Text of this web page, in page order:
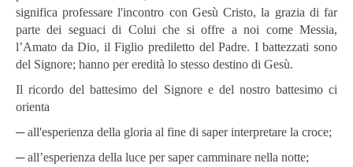
significa professare l'incontro con Gesù Cristo, la grazia di far
parte dei seguaci di Colui che si offre a noi come Messia,
l’Amato da Dio, il Figlio prediletto del Padre. I battezzati sono
del Signore; hanno per eredità lo stesso destino di Gesù.
Il ricordo del battesimo del Signore e del nostro battesimo ci
orienta
─ all'esperienza della gloria al fine di saper interpretare la croce;
─ all’esperienza della luce per saper camminare nella notte;